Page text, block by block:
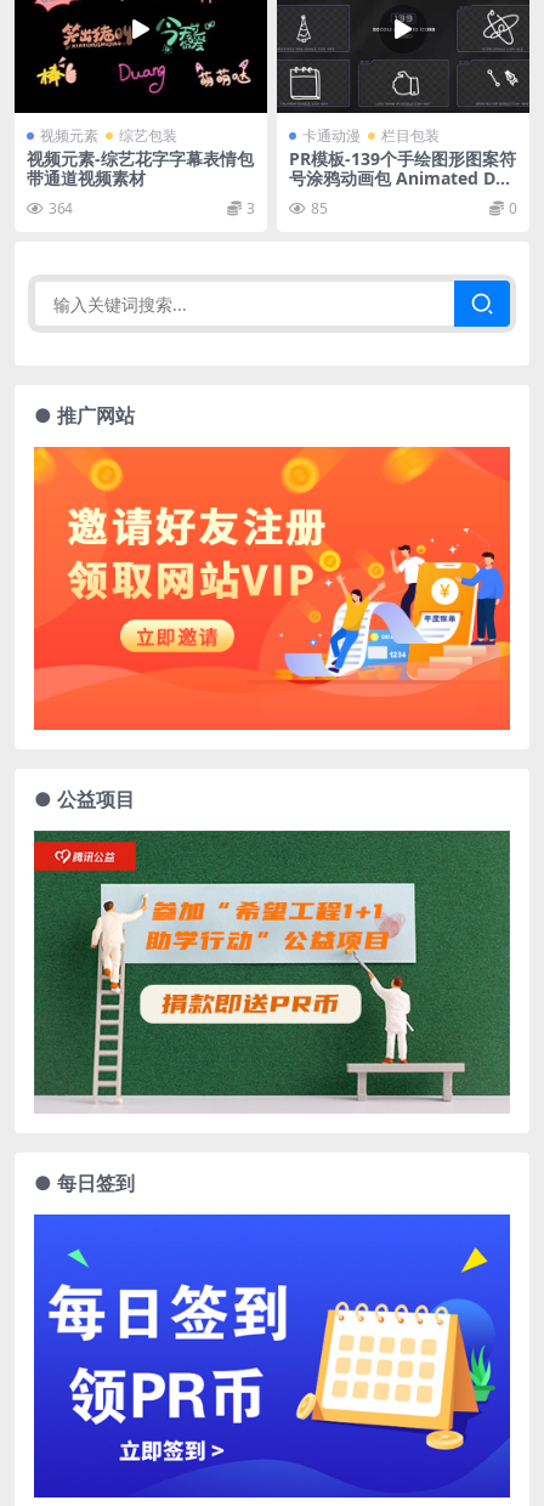
视频元素 综艺包装
视频元素-综艺花字字幕表情包
带通道视频素材
364 3
卡通动漫 栏目包装
PR模板-139个手绘图形图案符
号涂鸦动画包 Animated Doo
dle MOGRT Pack
85 0
● 推广网站
● 公益项目
● 每日签到